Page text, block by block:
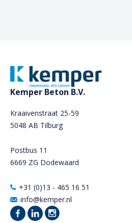
Kemper Beton B.V.
Kraaivenstraat 25-59
5048 AB Tilburg
Postbus 11
6669 ZG Dodewaard
+31 (0)13 - 465 16 51
info@kemper.nl